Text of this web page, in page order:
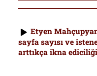
Etyen
sayfa sayısı ve
arttıkça ikna